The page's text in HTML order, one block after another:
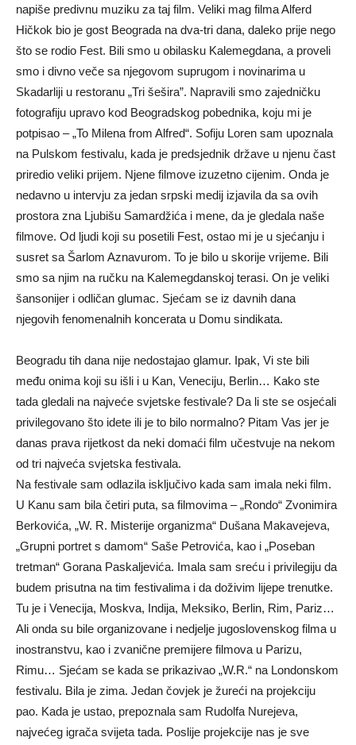
napiše predivnu muziku za taj film. Veliki mag filma Alferd
Hičkok bio je gost Beograda na dva-tri dana, daleko prije nego
što se rodio Fest. Bili smo u obilasku Kalemegdana, a proveli
smo i divno veče sa njegovom suprugom i novinarima u
Skadarliji u restoranu „Tri šešira”. Napravili smo zajedničku
fotografiju upravo kod Beogradskog pobednika, koju mi je
potpisao – „To Milena from Alfred“. Sofiju Loren sam upoznala
na Pulskom festivalu, kada je predsjednik države u njenu čast
priredio veliki prijem. Njene filmove izuzetno cijenim. Onda je
nedavno u intervju za jedan srpski medij izjavila da sa ovih
prostora zna Ljubišu Samardžića i mene, da je gledala naše
filmove. Od ljudi koji su posetili Fest, ostao mi je u sjećanju i
susret sa Šarlom Aznavurom. To je bilo u skorije vrijeme. Bili
smo sa njim na ručku na Kalemegdanskoj terasi. On je veliki
šansonijer i odličan glumac. Sjećam se iz davnih dana
njegovih fenomenalnih koncerata u Domu sindikata.
Beogradu tih dana nije nedostajao glamur. Ipak, Vi ste bili
među onima koji su išli i u Kan, Veneciju, Berlin… Kako ste
tada gledali na najveće svjetske festivale? Da li ste se osjećali
privilegovano što idete ili je to bilo normalno? Pitam Vas jer je
danas prava rijetkost da neki domaći film učestvuje na nekom
od tri najveća svjetska festivala.
Na festivale sam odlazila isključivo kada sam imala neki film.
U Kanu sam bila četiri puta, sa filmovima – „Rondo“ Zvonimira
Berkovića, „W. R. Misterije organizma“ Dušana Makavejeva,
„Grupni portret s damom“ Saše Petrovića, kao i „Poseban
tretman“ Gorana Paskaljevića. Imala sam sreću i privilegiju da
budem prisutna na tim festivalima i da doživim lijepe trenutke.
Tu je i Venecija, Moskva, Indija, Meksiko, Berlin, Rim, Pariz…
Ali onda su bile organizovane i nedjelje jugoslovenskog filma u
inostranstvu, kao i zvanične premijere filmova u Parizu,
Rimu… Sjećam se kada se prikazivao „W.R.“ na Londonskom
festivalu. Bila je zima. Jedan čovjek je žureći na projekciju
pao. Kada je ustao, prepoznala sam Rudolfa Nurejeva,
najvećeg igrača svijeta tada. Poslije projekcije nas je sve